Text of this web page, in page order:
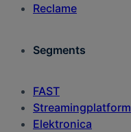
Reclame
Segments
FAST
Streamingplatform
Elektronica